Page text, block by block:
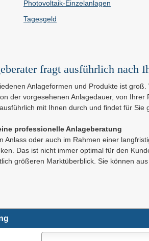
Photovoltaik-Einzelanlagen
Tages­geld
fragt ausführlich nach
Anlageformen und Produkte ist
der vorgesehenen Anlagedauer, von
mit Ihnen durch und findet für Sie
professionelle Anlageberatung
Anlass oder auch im Rahmen einer
Das ist nicht immer optimal für den
größeren Marktüberblick. Sie können